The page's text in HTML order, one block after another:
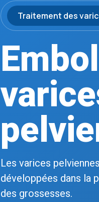
Traitement des
Les varices
développées dans la
des grossesses.